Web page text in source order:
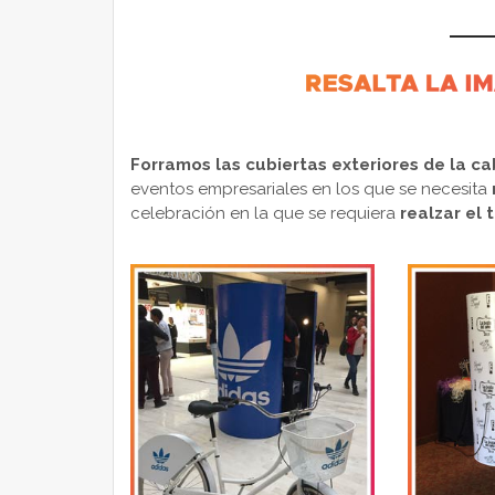
Forramos las cubiertas exteriores de la
eventos empresariales en los que se necesita
celebración en la que se requiera realzar el